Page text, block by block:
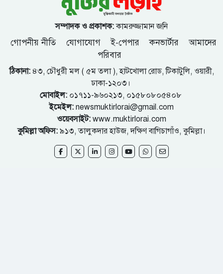
সম্পাদক ও প্রকাশক:কামরুজ্জামান জনি
গোপনীয় নীতি যোগাযোগ ই-পেপার কনভার্টার
আমাদের
পরিবার
ঠিকানা:৪৩, চৌধুরী মল ( ৫ম তলা ), হাটখোলা রোড, টিকাটুলি, ওয়ারী,
ঢাকা-১২০৩।
মোবাইল:০১৭১১-৯৬০২১৩, ০১৫৮০৮০৫৪০৮
ইমেইল: newsmuktirlorai@gmail.com
ওয়েবসাইট: www.muktirlorai.com
কুমিল্লা অফিস: ৯১৩, তালুকদার হাউজ, দক্ষিণ বাগিচাগাঁও, কুমিল্লা।